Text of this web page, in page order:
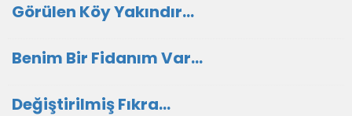
Görülen Köy Yakındır...
Benim Bir Fidanım Var...
Değiştirilmiş Fıkra...